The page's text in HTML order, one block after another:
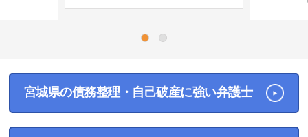
宮城県の債務整理・自己破産に強い弁護士